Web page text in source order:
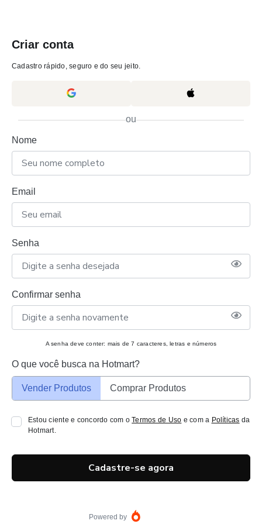
Criar conta
Cadastro rápido, seguro e do seu jeito.
ou
Nome
Email
Senha
Confirmar senha
A senha deve conter: mais de 7 caracteres, letras e números
O que você busca na Hotmart?
Vender Produtos Comprar Produtos
Estou ciente e concordo com oTermos de Uso e com a Políticas da
Hotmart.
Cadastre-se agora
Powered by